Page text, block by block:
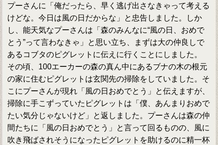
プーさんに「俺だったら、早く逃げ出さなきゃって考える
けどな。今日は風の日だからな」と忠告しました。しか
し、能天気なプーさんは「森のみんなに“風の日、おめで
とう”って言わなきゃ」と思い立ち、まずは大の仲良しで
あるコブタのピグレットに伝えに行くことにしました。
その頃、100エーカーの森の真ん中にあるブナの木の根元
の家に住むピグレットは玄関先の掃除をしていました。そ
こにプーさんが現れ「風の日おめでとう」と伝えますが、
掃除に手こずっていたピグレットは「僕、あんまりおめで
たい気分じゃないけど」と返しました。プーさんは森の仲
間たちに「風の日おめでとう」と言って回るものの、風に
吹き飛ばされそうになったピグレットを助けるのに精一杯